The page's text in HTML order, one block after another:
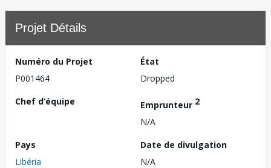
Projet Détails
Numéro du Projet
P001464
État
Dropped
Chef d’équipe
Emprunteur 2
N/A
Pays
Libéria
Date de divulgation
N/A